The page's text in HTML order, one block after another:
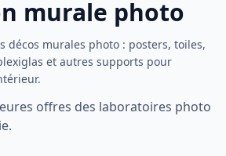
murale photo
décos murales photo : posters, toiles,
et autres supports pour
offres des laboratoires photo